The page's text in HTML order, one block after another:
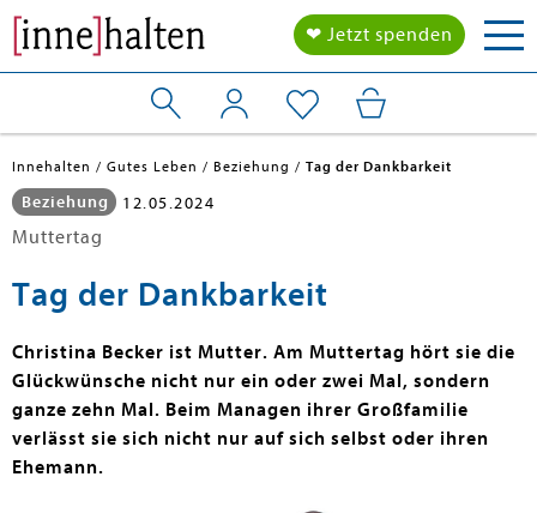
❤ Jetzt spenden
Innehalten Gutes Leben Beziehung Tag der Dankbarkeit
Beziehung 12.05.2024
Muttertag
Tag der Dankbarkeit
Christina Becker ist Mutter. Am Muttertag hört sie die
Glückwünsche nicht nur ein oder zwei Mal, sondern
ganze zehn Mal. Beim Managen ihrer Großfamilie
verlässt sie sich nicht nur auf sich selbst oder ihren
Ehemann.